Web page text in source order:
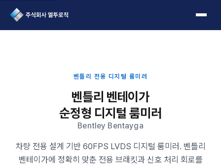
L2Logic 1onetake
벤틀리 전용 디지털 룸미러
벤틀리 벤테이가
순정형 디지털 룸미러
Bentley Bentayga
차량 전용 설계 기반 60FPS LVDS 디지털 룸미러. 벤틀리
벤테이가에 정확히 맞춘 전용 브래킷과 신호 처리 회로를